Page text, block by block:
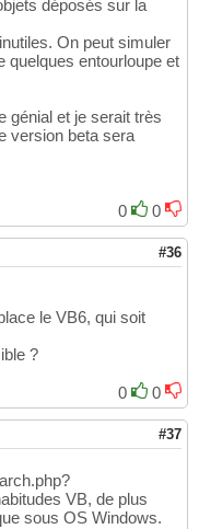
déposés sur la
On peut simuler
quelques entourloupe et
génial et je serait très
version beta sera
0
0
#36
le VB6, qui soit
?
0
0
#37
VB, de plus
sous OS Windows.